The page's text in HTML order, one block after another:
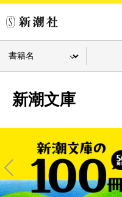
新潮文庫
Pre